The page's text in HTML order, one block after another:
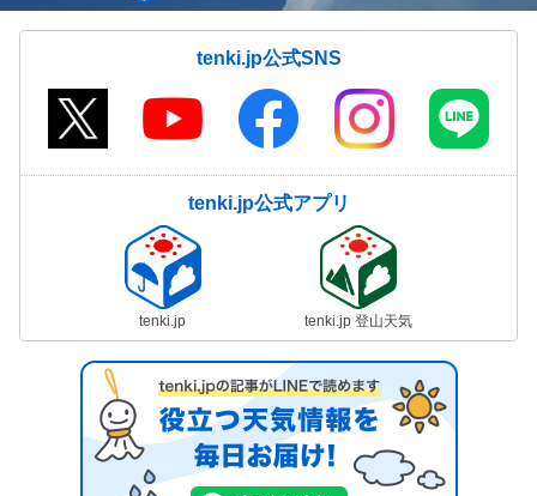
tenki.jp公式SNS
tenki.jp公式アプリ
tenki.jp tenki.jp 登山天気